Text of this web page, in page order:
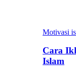
Motivasi
Cara
Islam